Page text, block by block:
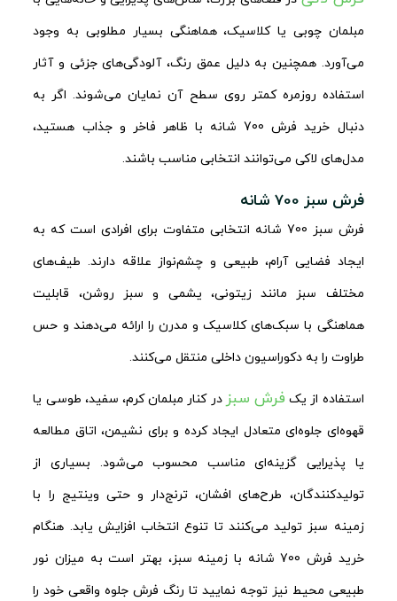
مبلمان چوبی یا کلاسیک، هماهنگی بسیار مطلوبی به وجود
می‌آورد. همچنین به دلیل عمق رنگ، آلودگی‌های جزئی و آثار
استفاده روزمره کمتر روی سطح آن نمایان می‌شوند. اگر به
دنبال خرید فرش 700 شانه با ظاهر فاخر و جذاب هستید،
مدل‌های لاکی می‌توانند انتخابی مناسب باشند.
فرش سبز 700 شانه
فرش سبز 700 شانه انتخابی متفاوت برای افرادی است که به
ایجاد فضایی آرام، طبیعی و چشم‌نواز علاقه دارند. طیف‌های
مختلف سبز مانند زیتونی، یشمی و سبز روشن، قابلیت
هماهنگی با سبک‌های کلاسیک و مدرن را ارائه می‌دهند و حس
طراوت را به دکوراسیون داخلی منتقل می‌کنند.
استفاده از یک فرش سبز در کنار مبلمان کرم، سفید، طوسی یا
قهوه‌ای جلوه‌ای متعادل ایجاد کرده و برای نشیمن، اتاق مطالعه
یا پذیرایی گزینه‌ای مناسب محسوب می‌شود. بسیاری از
تولیدکنندگان، طرح‌های افشان، ترنج‌دار و حتی وینتیج را با
زمینه سبز تولید می‌کنند تا تنوع انتخاب افزایش یابد. هنگام
خرید فرش 700 شانه با زمینه سبز، بهتر است به میزان نور
طبیعی محیط نیز توجه نمایید تا رنگ فرش جلوه واقعی خود را